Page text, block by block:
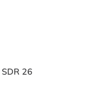
SDR 26